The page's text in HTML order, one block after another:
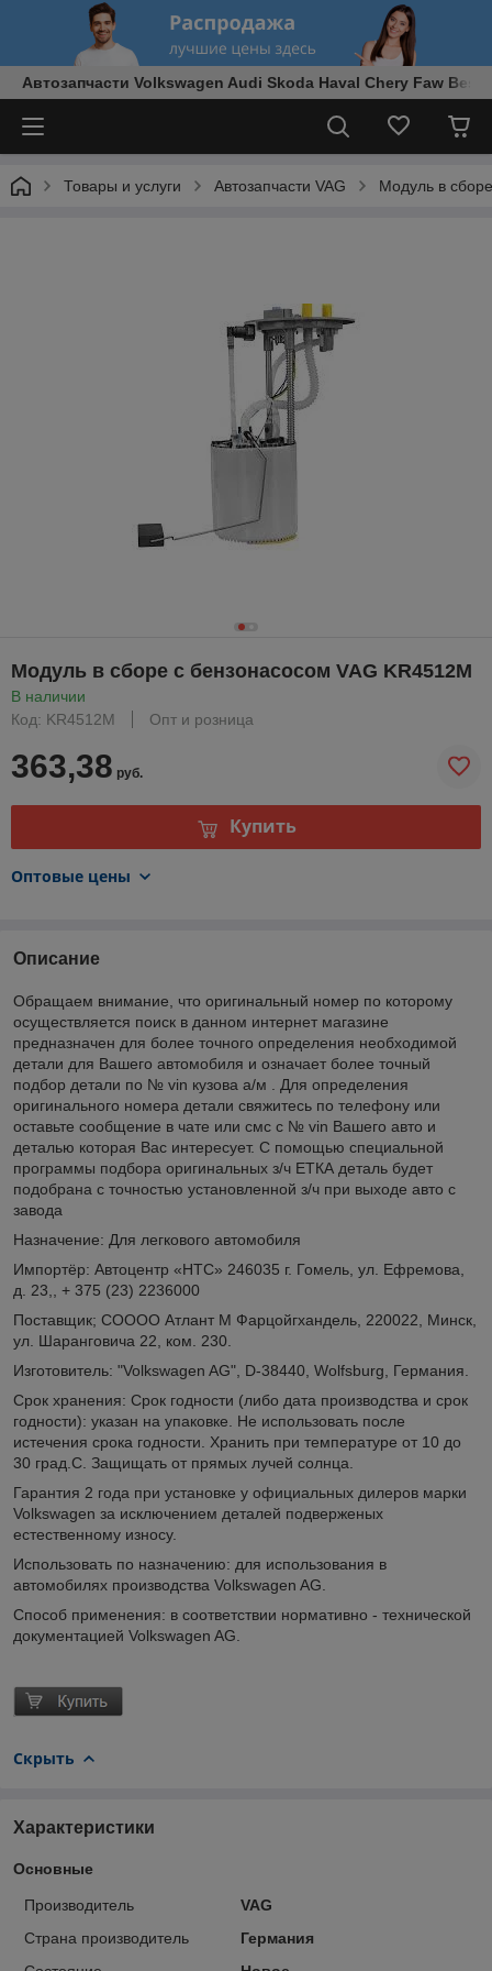
Автозапчасти Volkswagen Audi Skoda Haval Chery Faw
Товары и услуги Автозапчасти VAG Модуль в
Модуль в сборе с бензонасосом VAG KR4512M
В наличии
Код: KR4512M
Опт и розница
363,38 руб.
Купить
Оптовые цены
Описание
Обращаем внимание, что оригинальный номер по которому
осуществляется поиск в данном интернет магазине
предназначен для более точного определения необходимой
детали для Вашего автомобиля и означает более точный
подбор детали по № vin кузова а/м . Для определения
оригинального номера детали свяжитесь по телефону или
оставьте сообщение в чате или смс с № vin Вашего авто и
деталью которая Вас интересует. С помощью специальной
программы подбора оригинальных з/ч ЕТКА деталь будет
подобрана с точностью установленной з/ч при выходе авто с
завода
Назначение: Для легкового автомобиля
Импортёр: Автоцентр «НТС» 246035 г. Гомель, ул. Ефремова,
д. 23,, + 375 (23) 2236000
Поставщик; СОООО Атлант М Фарцойгхандель, 220022, Минск,
ул. Шаранговича 22, ком. 230.
Изготовитель: "Volkswagen AG", D-38440, Wolfsburg, Германия.
Срок хранения: Срок годности (либо дата производства и срок
годности): указан на упаковке. Не использовать после
истечения срока годности. Хранить при температуре от 10 до
30 град.С. Защищать от прямых лучей солнца.
Гарантия 2 года при установке у официальных дилеров марки
Volkswagen за исключением деталей подверженых
естественному износу.
Использовать по назначению: для использования в
автомобилях производства Volkswagen AG.
Способ применения: в соответствии нормативно - технической
документацией Volkswagen AG.
Скрыть
Характеристики
Основные
Производитель
VAG
Страна производитель
Германия